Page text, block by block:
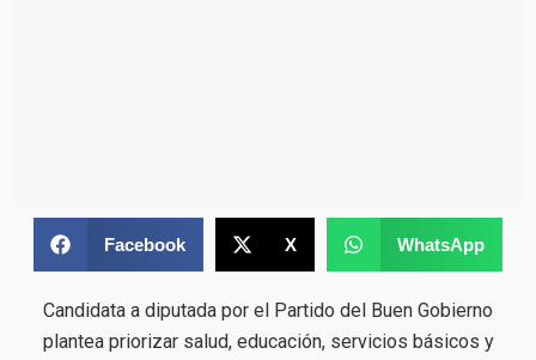
Facebook X WhatsApp
Candidata a diputada por el Partido del Buen Gobierno
plantea priorizar salud, educación, servicios básicos y